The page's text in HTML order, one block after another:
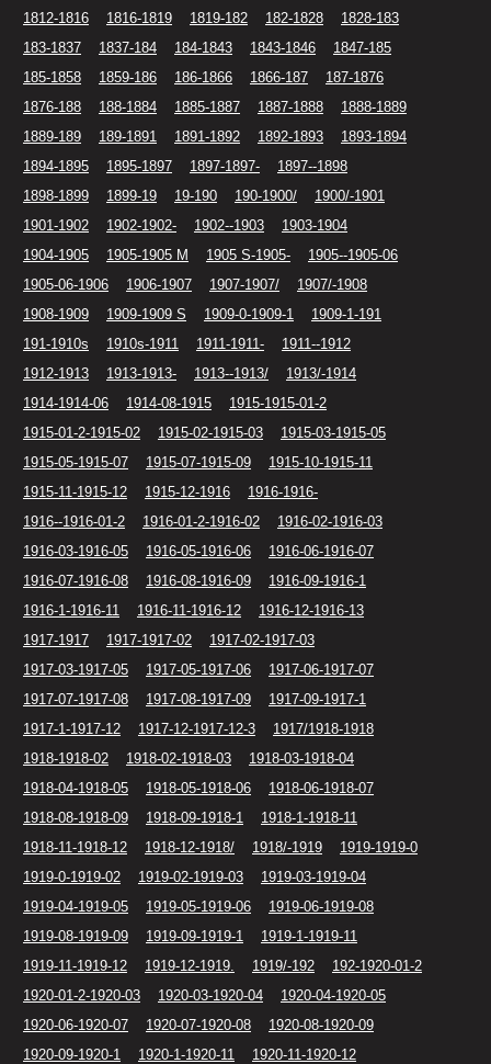
1812-1816
1816-1819 1819-182 182-1828
1828-183
183-1837
1837-184 184-1843 1843-1846
1847-185
185-1858
1859-186 186-1866 1866-187
187-1876
1876-188
188-1884 1885-1887 1887-1888
1888-1889
1889-189
189-1891 1891-1892 1892-1893
1893-1894
1894-1895
1895-1897 1897-1897-
1897--1898
1898-1899
1899-19 19-190 190-1900/
1900/-1901
1901-1902
1902-1902- 1902--1903
1903-1904
1904-1905
1905-1905 M 1905 S-1905-
1905--1905-06
1905-06-1906
1906-1907 1907-1907/
1907/-1908
1908-1909
1909-1909 S 1909-0-1909-1
1909-1-191
191-1910s
1910s-1911 1911-1911-
1911--1912
1912-1913
1913-1913- 1913--1913/
1913/-1914
1914-1914-06
1914-08-1915
1915-1915-01-2
1915-01-2-1915-02
1915-02-1915-03
1915-03-1915-05
1915-05-1915-07
1915-07-1915-09
1915-10-1915-11
1915-11-1915-12
1915-12-1916
1916-1916-
1916--1916-01-2
1916-01-2-1916-02
1916-02-1916-03
1916-03-1916-05
1916-05-1916-06
1916-06-1916-07
1916-07-1916-08
1916-08-1916-09
1916-09-1916-1
1916-1-1916-11
1916-11-1916-12
1916-12-1916-13
1917-1917
1917-1917-02
1917-02-1917-03
1917-03-1917-05
1917-05-1917-06
1917-06-1917-07
1917-07-1917-08
1917-08-1917-09
1917-09-1917-1
1917-1-1917-12
1917-12-1917-12-3
1917/1918-1918
1918-1918-02
1918-02-1918-03
1918-03-1918-04
1918-04-1918-05
1918-05-1918-06
1918-06-1918-07
1918-08-1918-09
1918-09-1918-1
1918-1-1918-11
1918-11-1918-12
1918-12-1918/ 1918/-1919
1919-1919-0
1919-0-1919-02
1919-02-1919-03
1919-03-1919-04
1919-04-1919-05
1919-05-1919-06
1919-06-1919-08
1919-08-1919-09
1919-09-1919-1
1919-1-1919-11
1919-11-1919-12
1919-12-1919. 1919/-192
192-1920-01-2
1920-01-2-1920-03
1920-03-1920-04
1920-04-1920-05
1920-06-1920-07
1920-07-1920-08
1920-08-1920-09
1920-09-1920-1
1920-1-1920-11
1920-11-1920-12